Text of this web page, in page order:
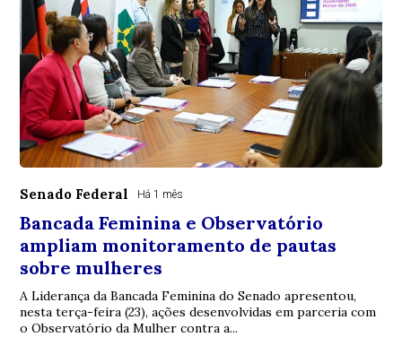
Senado Federal Há 1 mês
Bancada Feminina e Observatório
ampliam monitoramento de pautas
sobre mulheres
A Liderança da Bancada Feminina do Senado apresentou,
nesta terça-feira (23), ações desenvolvidas em parceria com
o Observatório da Mulher contra a...